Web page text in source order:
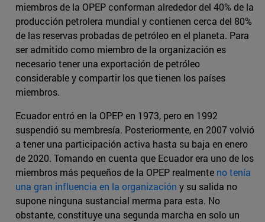
miembros de la OPEP conforman alrededor del 40% de la
producción petrolera mundial y contienen cerca del 80%
de las reservas probadas de petróleo en el planeta. Para
ser admitido como miembro de la organización es
necesario tener una exportación de petróleo
considerable y compartir los que tienen los países
miembros.
Ecuador entró en la OPEP en 1973, pero en 1992
suspendió su membresía. Posteriormente, en 2007 volvió
a tener una participación activa hasta su baja en enero
de 2020. Tomando en cuenta que Ecuador era uno de los
miembros más pequeños de la OPEP realmente no tenía
una gran influencia en la organización y su salida no
supone ninguna sustancial merma para esta. No
obstante, constituye una segunda marcha en solo un